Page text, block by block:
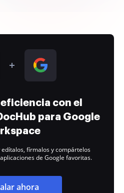
con el
para Google
fírmalos y compártelos
de Google favoritas.
ahora